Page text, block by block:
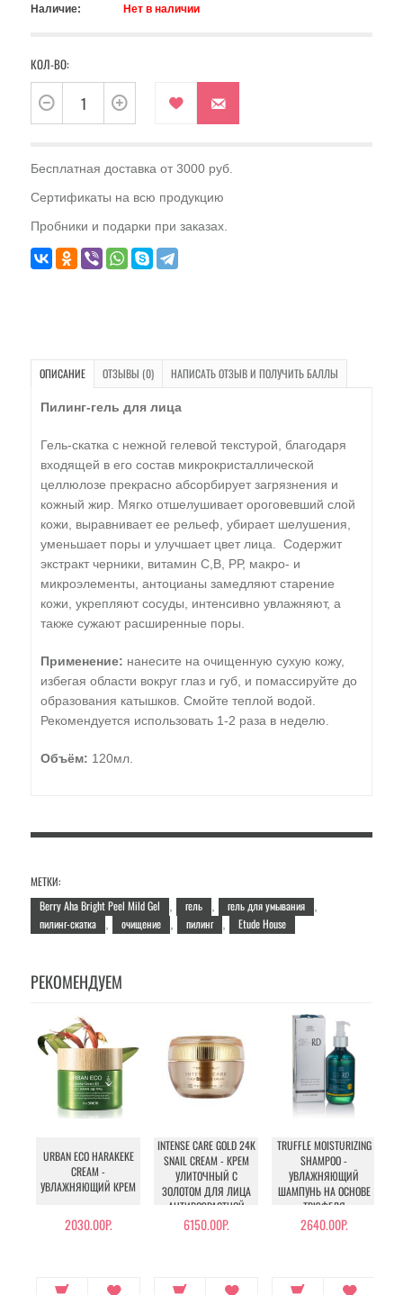
Наличие:
Нет в наличии
КОЛ-ВО:
Бесплатная доставка от 3000 руб.
Сертификаты на всю продукцию
Пробники и подарки при заказах.
ОПИСАНИЕ ОТЗЫВЫ (0) НАПИСАТЬ ОТЗЫВ И ПОЛУЧИТЬ БАЛЛЫ
Пилинг-гель для лица
Гель-скатка с нежной гелевой текстурой, благодаря
входящей в его состав микрокристаллической
целлюлозе прекрасно абсорбирует загрязнения и
кожный жир. Мягко отшелушивает ороговевший слой
кожи, выравнивает ее рельеф, убирает шелушения,
уменьшает поры и улучшает цвет лица. Содержит
экстракт черники, витамин С,В, РР, макро- и
микроэлементы, антоцианы замедляют старение
кожи, укрепляют сосуды, интенсивно увлажняют, а
также сужают расширенные поры.
Применение: нанесите на очищенную сухую кожу,
избегая области вокруг глаз и губ, и помассируйте до
образования катышков. Смойте теплой водой.
Рекомендуется использовать 1-2 раза в неделю.
Объём: 120мл.
МЕТКИ:
Berry Aha Bright Peel Mild Gel
гель гель для умывания
пилинг-скатка очищение пилинг Etude House
РЕКОМЕНДУЕМ
URBAN ECO HARAKEKE
CREAM -
УВЛАЖНЯЮЩИЙ КРЕМ
2030.00Р.
INTENSE CARE GOLD 24K
SNAIL CREAM - КРЕМ
УЛИТОЧНЫЙ С
ЗОЛОТОМ ДЛЯ ЛИЦА
АНТИВОЗРАСТНОЙ
6150.00Р.
TRUFFLE MOISTURIZING
SHAMPOO -
УВЛАЖНЯЮЩИЙ
ШАМПУНЬ НА ОСНОВЕ
ТРЮФЕЛЯ
2640.00Р.